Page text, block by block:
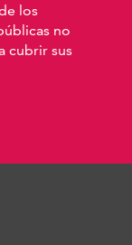
los
no
cubrir sus